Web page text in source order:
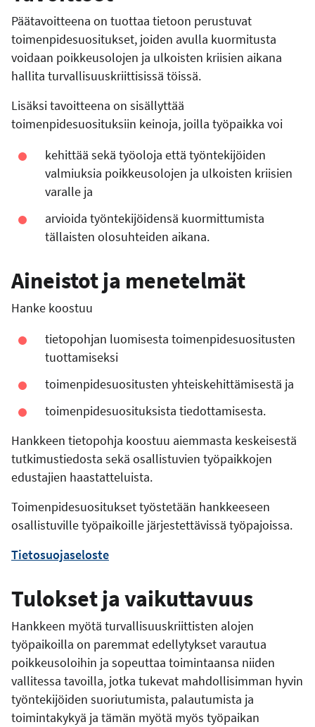
Päätavoitteena on tuottaa tietoon perustuvat
toimenpidesuositukset, joiden avulla kuormitusta
voidaan poikkeusolojen ja ulkoisten kriisien aikana
hallita turvallisuuskriittisissä töissä.
Lisäksi tavoitteena on sisällyttää
toimenpidesuosituksiin keinoja, joilla työpaikka voi
kehittää sekä työoloja että työntekijöiden
valmiuksia poikkeusolojen ja ulkoisten kriisien
varalle ja
arvioida työntekijöidensä kuormittumista
tällaisten olosuhteiden aikana.
Aineistot ja menetelmät
Hanke koostuu
tietopohjan luomisesta toimenpidesuositusten
tuottamiseksi
toimenpidesuositusten yhteiskehittämisestä ja
toimenpidesuosituksista tiedottamisesta.
Hankkeen tietopohja koostuu aiemmasta keskeisestä
tutkimustiedosta sekä osallistuvien työpaikkojen
edustajien haastatteluista.
Toimenpidesuositukset työstetään hankkeeseen
osallistuville työpaikoille järjestettävissä työpajoissa.
Tietosuojaseloste
Tulokset ja vaikuttavuus
Hankkeen myötä turvallisuuskriittisten alojen
työpaikoilla on paremmat edellytykset varautua
poikkeusoloihin ja sopeuttaa toimintaansa niiden
vallitessa tavoilla, jotka tukevat mahdollisimman hyvin
työntekijöiden suoriutumista, palautumista ja
toimintakykyä ja tämän myötä myös työpaikan